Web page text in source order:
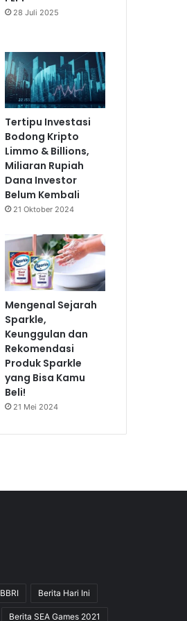
28 Juli 2025
Tertipu Investasi
Bodong Kripto
Limmo & Billions,
Miliaran Rupiah
Dana Investor
Belum Kembali
21 Oktober 2024
Mengenal Sejarah
Sparkle,
Keunggulan dan
Rekomendasi
Produk Sparkle
yang Bisa Kamu
Beli!
21 Mei 2024
BBRI Berita Hari Ini
Berita SEA Games 2021